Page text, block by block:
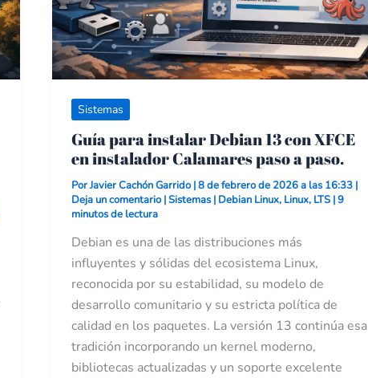
Sistemas
Guía para instalar Debian 13 con XFCE
en instalador Calamares paso a paso.
PorJavier Cachón Garrido|8 de febrero de 2026 a las 16:33 |
Deja un comentario |Sistemas| Debian Linux, Linux, LTS|9
minutos de lectura
Debian es una de las distribuciones más
influyentes y sólidas del ecosistema Linux,
reconocida por su estabilidad, su modelo de
desarrollo comunitario y su estricta política de
calidad en los paquetes. La versión 13 continúa esa
tradición incorporando un kernel moderno,
bibliotecas actualizadas y un soporte excelente
paso.